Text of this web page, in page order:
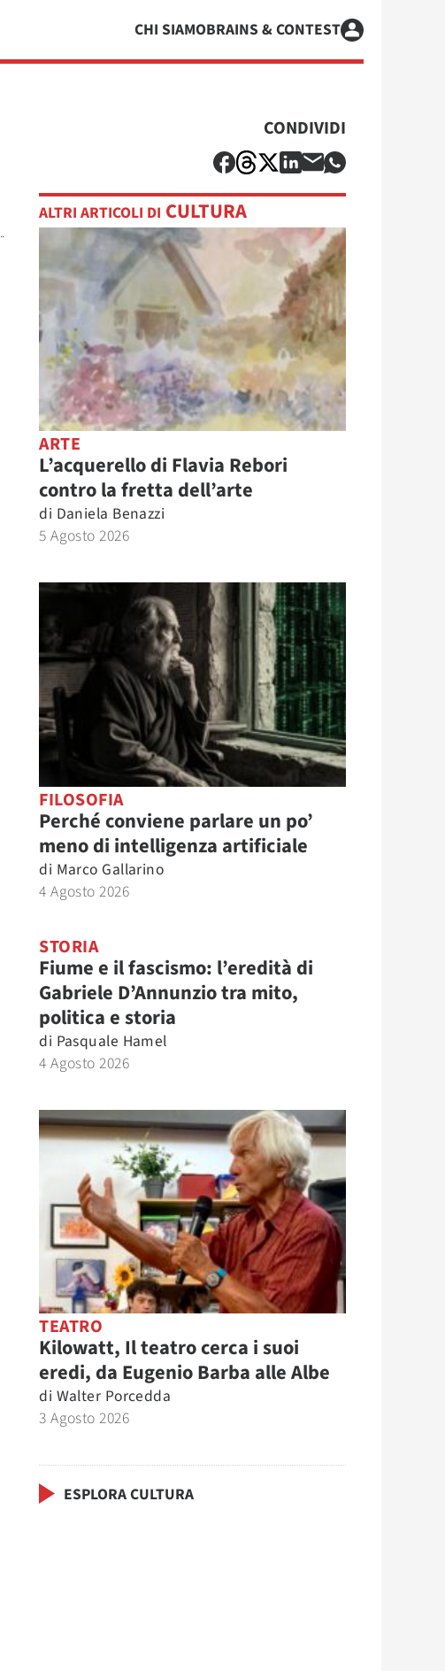
CHI SIAMOBRAINS & CONTEST
CONDIVIDI
ALTRI ARTICOLI DI CULTURA
ARTE
L’acquerello di Flavia Rebori
contro la fretta dell’arte
di Daniela Benazzi
5 Agosto 2026
FILOSOFIA
Perché conviene parlare un po’
meno di intelligenza artificiale
di Marco Gallarino
4 Agosto 2026
STORIA
Fiume e il fascismo: l’eredità di
Gabriele D’Annunzio tra mito,
politica e storia
di Pasquale Hamel
4 Agosto 2026
TEATRO
Kilowatt, Il teatro cerca i suoi
eredi, da Eugenio Barba alle Albe
di Walter Porcedda
3 Agosto 2026
ESPLORA CULTURA